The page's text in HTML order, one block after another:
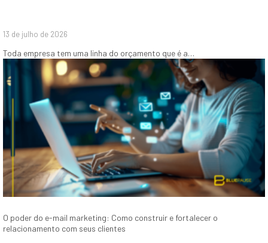
13 de julho de 2026
Toda empresa tem uma linha do orçamento que é a…
O poder do e-mail marketing: Como construir e fortalecer o
relacionamento com seus clientes